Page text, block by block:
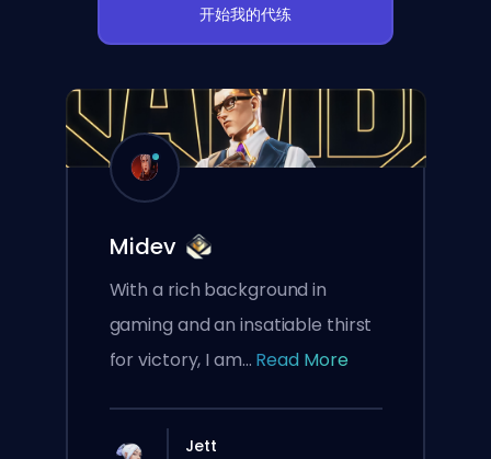
开始我的代练
Midev
With a rich background in
gaming and an insatiable thirst
for victory, I am... Read More
Jett